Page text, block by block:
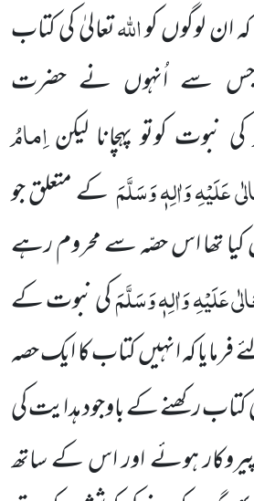
ان لوگوں کواللہتعالیٰ کی کتاب
جس سے اُنہوں نے حضرت
کی نبوت کوتو پہچانا لیکناِمامُ
عَلَیْہِ وَاٰلِہٖ وَسَلَّمَکےمتعلق جو
کیا تھا اس حصّہ سے محروم رہے
عَلَیْہِ وَاٰلِہٖ وَسَلَّمَکی نبوت کے
کہ انہیں کتاب کا ایک حصہ
کتاب رکھنے کے باوجود ہدایت کی
ہوئے اور اس کے ساتھ